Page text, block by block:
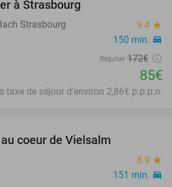
à Strasbourg
Strasbourg 9.4 star
150 min. directions_car
Régulier 172€
85€
taxe de séjour d'environ 2,86€ p.p.p.n.
coeur de Vielsalm
8.9 star
151 min. directions_car